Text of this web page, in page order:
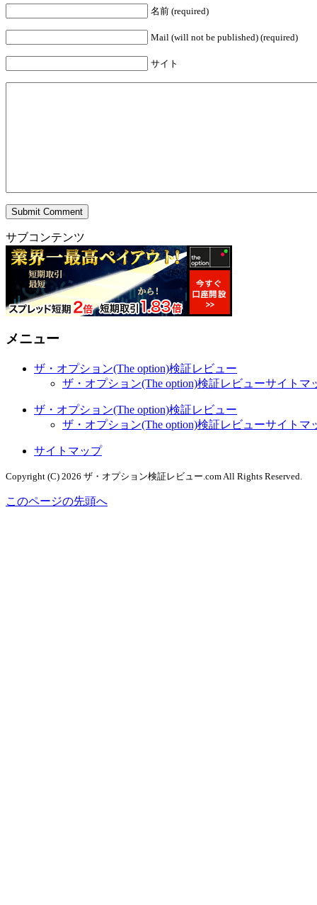
名前 (required)
Mail (will not be published) (required)
サイト
サブコンテンツ
メニュー
ザ・オプション(The option)検証レビュー
ザ・オプション(The option)検証レビューサイトマ
ザ・オプション(The option)検証レビュー
ザ・オプション(The option)検証レビューサイトマ
サイトマップ
Copyright (C) 2026 ザ・オプション検証レビュー.com All Rights Reserved.
このページの先頭へ